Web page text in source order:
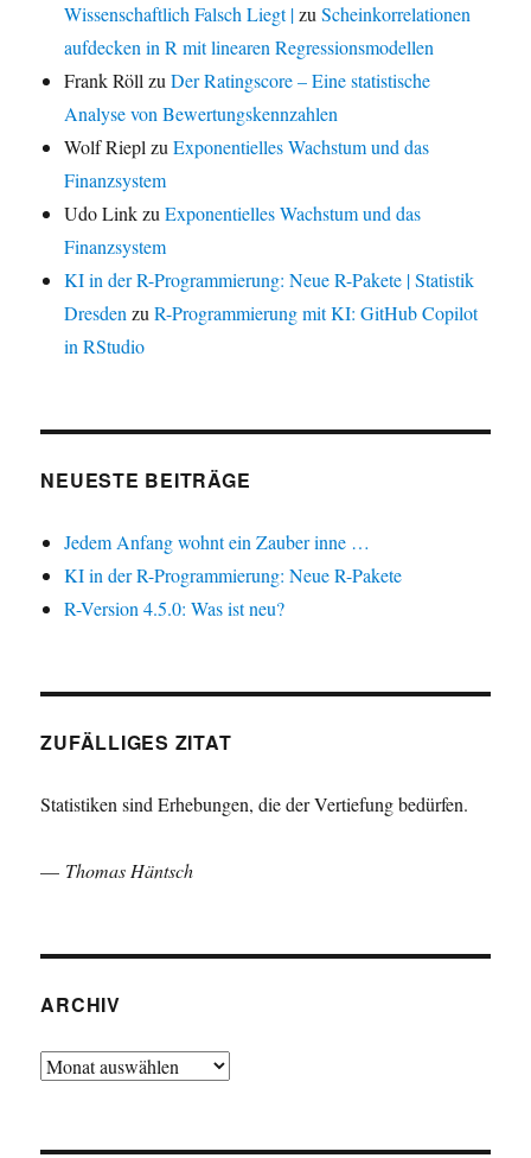
Wissenschaftlich Falsch Liegt |zuScheinkorrelationen
aufdecken in R mit linearen Regressionsmodellen
Frank Röll zuDer Ratingscore – Eine statistische
Analyse von Bewertungskennzahlen
Wolf Riepl zuExponentielles Wachstum und das
Finanzsystem
Udo LinkzuExponentielles Wachstum und das
Finanzsystem
KI in der R-Programmierung: Neue R-Pakete | Statistik
Dresden zuR-Programmierung mit KI: GitHub Copilot
in RStudio
NEUESTE BEITRÄGE
Jedem Anfang wohnt ein Zauber inne …
KI in der R-Programmierung: Neue R-Pakete
R-Version 4.5.0: Was ist neu?
ZUFÄLLIGES ZITAT
Statistiken sind Erhebungen, die der Vertiefung bedürfen.
— Thomas Häntsch
ARCHIV
Archiv